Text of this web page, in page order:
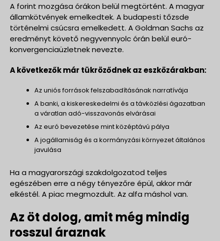
A forint mozgása órákon belül megtörtént. A magyar
államkötvények emelkedtek. A budapesti tőzsde
történelmi csúcsra emelkedett. A Goldman Sachs az
eredményt követő negyvennyolc órán belül euró-
konvergenciaüzletnek nevezte.
A következők már tükröződnek az eszközárakban:
Az uniós források felszabadításának narratívája
A banki, a kiskereskedelmi és a távközlési ágazatban
a váratlan adó-visszavonás elvárásai
Az euró bevezetése mint középtávú pálya
A jogállamiság és a kormányzási környezet általános
javulása
Ha a magyarországi szakdolgozatod teljes
egészében erre a négy tényezőre épül, akkor már
elkéstél. A piac megmozdult. Az alfa máshol van.
Az öt dolog, amit még mindig
rosszul áraznak